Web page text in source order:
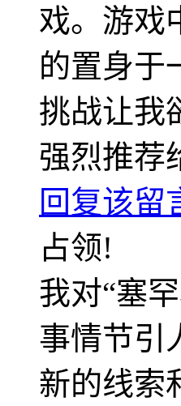
戏。游戏
的置身于
挑战让我
强烈推荐
回复该留
占领!
我对“塞
事情节引
新的线索